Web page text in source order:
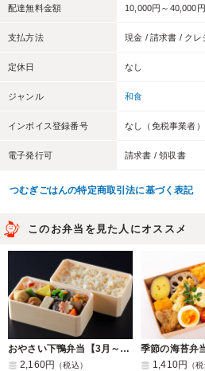
配達無料金額 10,000円～40,000円
支払方法 現金 / 請求書 / クレ
定休日 なし
ジャンル 和食
インボイス登録番号 なし（免税事業者）
電子発行可 請求書 / 領収書
つむぎごはんの特定商取引法に基づく表記
このお弁当を見た人にオススメ
おやさい下鴨弁当【3月～8月】【8月31日まで納品可能】
2,160円
（税込）
季節の海苔弁
1,410円
（